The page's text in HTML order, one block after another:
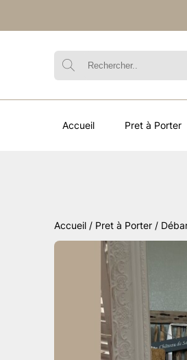
Accueil Pret à Porter
Accueil / Pret à Porter /